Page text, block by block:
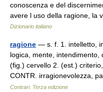
conoscenza e del
avere l uso della ragione, la
Dizionario italiano
ragione — s. f. 1. intelletto,
logica, mente, intendimento,
(fig.) cervello 2. (est.)
CONTR. irragionevolezza,
Contrari. Terza edizione